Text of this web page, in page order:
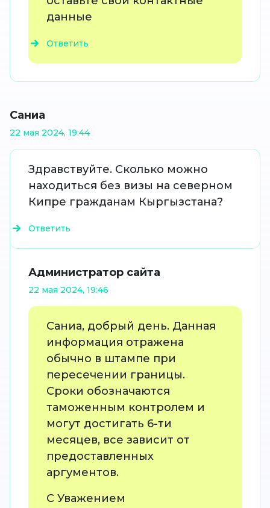
данные
Ответить
Саниа
22 мая 2024, 19:44
Здравствуйте. Сколько можно
находиться без визы на северном
Кипре гражданам Кыргызстана?
Ответить
Администратор сайта
22 мая 2024, 19:46
Саниа, добрый день. Данная
информация отражена
обычно в штампе при
пересечении границы.
Сроки обозначаются
таможенным контролем и
могут достигать 6-ти
месяцев, все зависит от
предоставленных
аргументов.
С Уважением